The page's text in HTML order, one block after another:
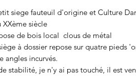
siege fauteuil d'origine et Culture
siècle
de bois local clous de métal
à dossier repose sur quatre pieds
angles incurvés.
stabilité, je n'y ai pas touché, il est